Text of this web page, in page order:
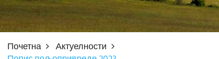
Почетна
Актуелности